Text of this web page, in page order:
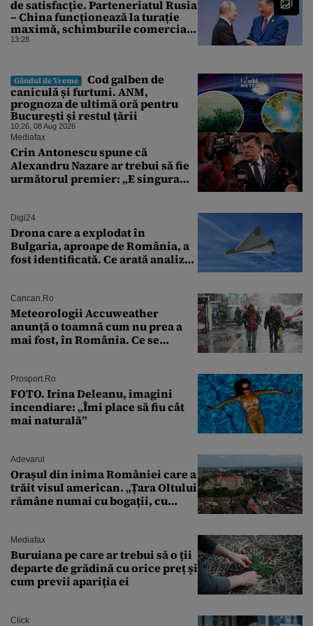
de satisfacție. Parteneriatul Rusia
– China funcționează la turație
maximă, schimburile comerciale
ating niveluri record
13:28
Gândul de Vreme
Cod galben de
caniculă și furtuni. ANM,
prognoza de ultimă oră pentru
București și restul țării
10:26, 08 Aug 2026
Mediafax
Crin Antonescu spune că
Alexandru Nazare ar trebui să fie
următorul premier: „E singura
Digi24
Drona care a explodat în
Bulgaria, aproape de România, a
fost identificată. Ce arată analiza
Cancan.ro
Meteorologii Accuweather
anunță o toamnă cum nu prea a
mai fost, în România. Ce se
București. Pe ce dată ninge
Prosport.ro
FOTO. Irina Deleanu, imagini
incendiare: „Îmi place să fiu cât
mai naturală”
Adevarul
Orașul din inima României care a
trăit visul american. „Țara Oltului
rămâne numai cu bogații, cu
Mediafax
Buruiana pe care ar trebui să o ții
departe de grădină cu orice preț și
cum previi apariția ei
Click